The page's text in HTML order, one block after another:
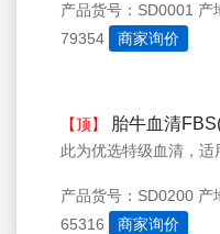
产品货号：SD0001 产
79354
商家询价
【顶】 胎牛血清
产品货号：SD0200 产
65316
商家询价